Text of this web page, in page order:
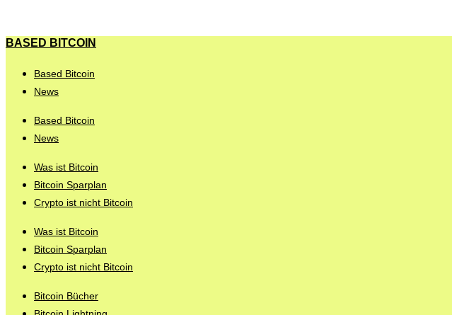
BASED BITCOIN
Based Bitcoin
News
Based Bitcoin
News
Was ist Bitcoin
Bitcoin Sparplan
Crypto ist nicht Bitcoin
Was ist Bitcoin
Bitcoin Sparplan
Crypto ist nicht Bitcoin
Bitcoin Bücher